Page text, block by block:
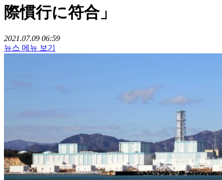
際慣行に符合」
2021.07.09 06:59
뉴스 메뉴 보기